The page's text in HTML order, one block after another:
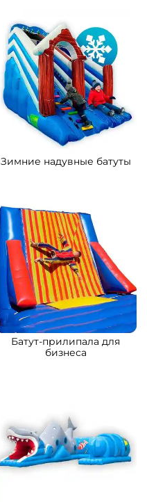
Зимние надувные батуты
Батут-прилипала для
бизнеса